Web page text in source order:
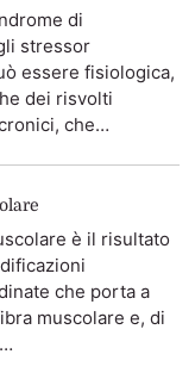
di
stressor
essere fisiologica,
dei risvolti
che…
è il risultato
che porta a
muscolare e, di